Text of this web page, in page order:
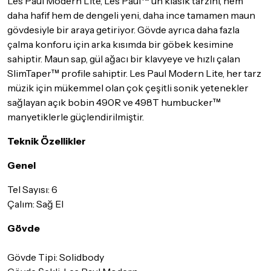
İade ve değişim koşulları, ürün kategorilerine göre farklılık
gösterebilir. Lütfen satın almadan önce ilgili ürünün
iade/değişim şartlarını kontrol ettiğinizden emin olun.
Detaylar için
daha hafif hem de dengeli yeni, daha ince tamamen maun
gövdesiyle bir araya getiriyor. Gövde ayrıca daha fazla
çalma konforu için arka kısımda bir göbek kesimine
sahiptir. Maun sap, gül ağacı bir klavyeye ve hızlı çalan
SlimTaper™ profile sahiptir. Les Paul Modern Lite, her tarz
müzik için mükemmel olan çok çeşitli sonik yetenekler
sağlayan açık bobin 490R ve 498T humbucker™
manyetiklerle güçlendirilmiştir.
Teknik Özellikler
Genel
Tel Sayısı: 6
Çalım: Sağ El
Gövde
Gövde Tipi: Solidbody